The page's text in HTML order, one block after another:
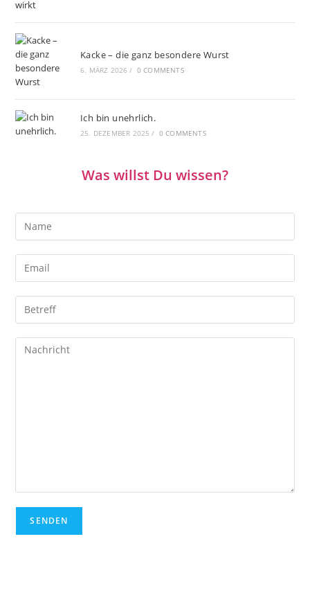
Kacke – die ganz besondere Wurst
6. MÄRZ 2026 / 0 COMMENTS
Ich bin unehrlich.
25. DEZEMBER 2025 / 0 COMMENTS
Was willst Du wissen?